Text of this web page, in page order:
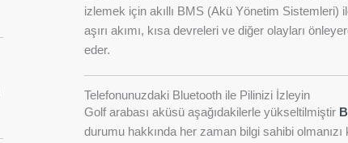
izlemek için akıllı BMS (Akü Yönetim Sistemleri) ile
aşırı akımı, kısa devreleri ve diğer olayları
eder.
Telefonunuzdaki Bluetooth ile Pilinizi İzleyin
Golf arabası aküsü aşağıdakilerle yükseltilmiştir
durumu hakkında her zaman bilgi sahibi